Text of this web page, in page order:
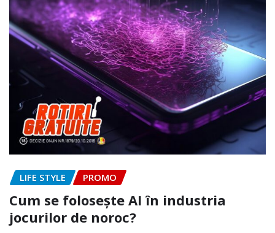
LIFE STYLE PROMO
Cum se folosește AI în industria
jocurilor de noroc?